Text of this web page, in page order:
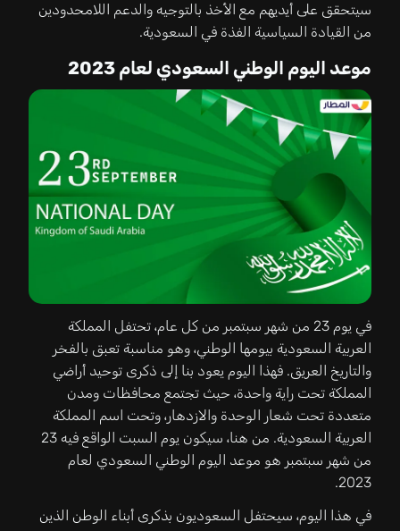
سيتحقق على أيديهم مع الأخذ بالتوجيه والدعم اللامحدودين
من القيادة السياسية الفذة في السعودية.
موعد اليوم الوطني السعودي لعام 2023
في يوم 23 من شهر سبتمبر من كل عام، تحتفل المملكة
العربية السعودية بيومها الوطني، وهو مناسبة تعبق بالفخر
والتاريخ العريق. فهذا اليوم يعود بنا إلى ذكرى توحيد أراضي
المملكة تحت راية واحدة، حيث تجتمع محافظات ومدن
متعددة تحت شعار الوحدة والازدهار، وتحت اسم المملكة
العربية السعودية. من هنا، سيكون يوم السبت الواقع فيه 23
من شهر سبتمبر هو موعد اليوم الوطني السعودي لعام
2023.
في هذا اليوم، سيحتفل السعوديون بذكرى أبناء الوطن الذين